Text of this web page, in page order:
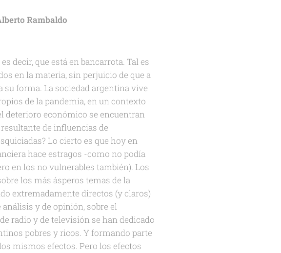
Rambaldo
decir, que está en bancarrota. Tal es
en la materia, sin perjuicio de que a
su forma. La sociedad argentina vive
de la pandemia, en un contexto
deterioro económico se encuentran
resultante de influencias de
Lo cierto es que hoy en
hace estragos -como no podía
en los no vulnerables también). Los
los más ásperos temas de la
extremadamente directos (y claros)
y de opinión, sobre el
radio y de televisión se han dedicado
pobres y ricos. Y formando parte
mismos efectos. Pero los efectos